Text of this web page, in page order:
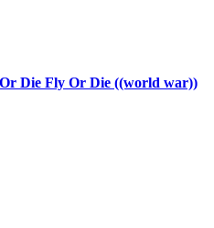
Die Fly Or Die ((world war))